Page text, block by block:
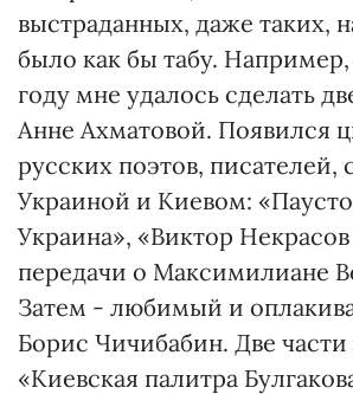
выстраданных, даже таких,
было как бы табу. Например,
году мне удалось сделать
Анне Ахматовой. Появился
русских поэтов, писателей,
Украиной и Киевом:
Украина», «Виктор
передачи о Максимилиане
Затем - любимый и
Борис Чичибабин. Две части
«Киевская палитра